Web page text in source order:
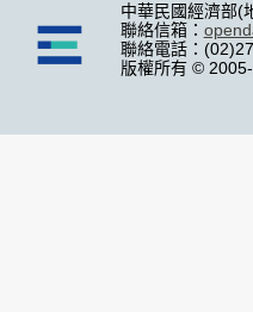
中華民國經濟部(
聯絡信箱：
聯絡電話：
版權所有 ©